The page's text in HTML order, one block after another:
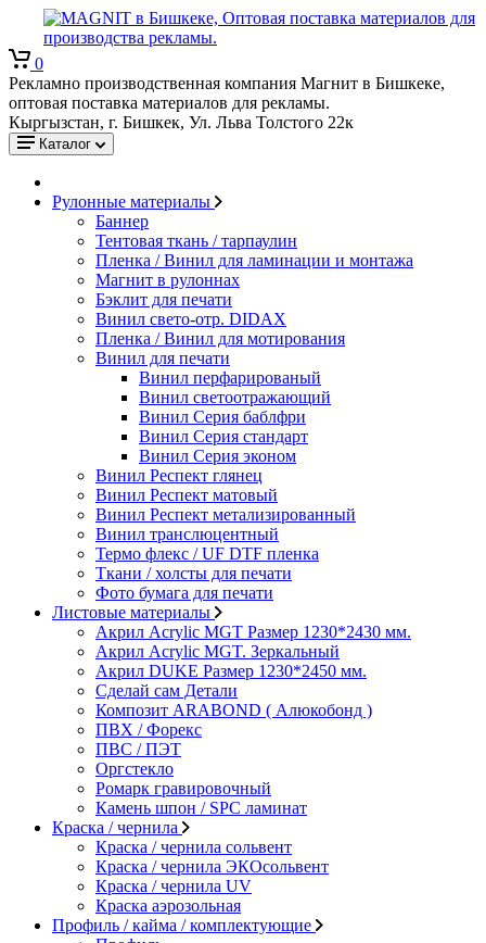
0
Рекламно производственная компания Магнит в Бишкеке,
оптовая поставка материалов для рекламы.
Кыргызстан, г. Бишкек, Ул. Льва Толстого 22к
Каталог
Рулонные материалы
Баннер
Тентовая ткань / тарпаулин
Пленка / Винил для ламинации и монтажа
Магнит в рулоннах
Бэклит для печати
Винил свето-отр. DIDAX
Пленка / Винил для мотирования
Винил для печати
Винил перфарированый
Винил светоотражающий
Винил Серия баблфри
Винил Серия стандарт
Винил Серия эконом
Винил Респект глянец
Винил Респект матовый
Винил Респект метализированный
Винил транслюцентный
Термо флекс / UF DTF пленка
Ткани / холсты для печати
Фото бумага для печати
Листовые материалы
Акрил Acrylic MGT Размер 1230*2430 мм.
Акрил Acrylic MGT. Зеркальный
Акрил DUKE Размер 1230*2450 мм.
Сделай сам Детали
Композит ARABOND ( Алюкобонд )
ПВХ / Форекс
ПВС / ПЭТ
Оргстекло
Ромарк гравировочный
Камень шпон / SPC ламинат
Краска / чернила
Краска / чернила сольвент
Краска / чернила ЭКОсольвент
Краска / чернила UV
Краска аэрозольная
Профиль / кайма / комплектующие